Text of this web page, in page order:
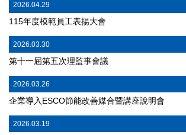
2026.04.29
115年度模範員工表揚大會
2026.03.30
第十⼀屆第五次理監事會議
2026.03.26
企業導入ESCO節能改善媒合暨講座說明會
2026.03.19